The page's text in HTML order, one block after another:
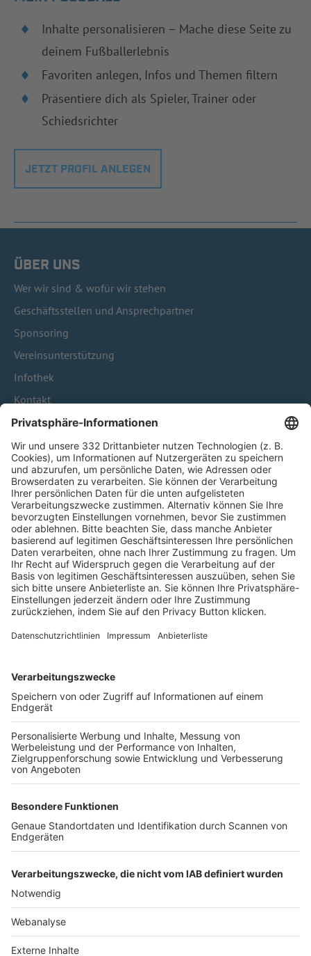
Inhalte personalisieren – Mache diese Seite zu
deinem Fußballerlebnis
Favoriten anlegen, Infos und Themen filtern
Präsentiere dich als Spieler, Trainer oder
Schiedsrichter
JETZT PROFIL ANLEGEN
ÜBER UNS
Wer wir sind & wofür wir stehen
Geschäftsstellen und Ansprechpartner
Sponsoring
Vereinsunterstützung
Infothek
Kontakt
HÄUFIG BESUCHTE SEITEN
Pässe und Vereinswechsel
Trainerausbildung
Schulungsangebot Vereinsmitarbeiter
BFV-Geschäftsstellen
Trainerbörse
Login SpielPlus
FOLGE DEM BFV
TOP-VEREINE
TOP-PARTNER
Nutzungsbedingungen Datenschutz Impressum